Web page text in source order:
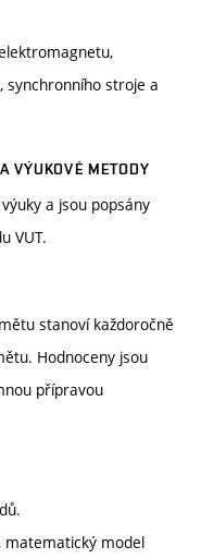
stroje a
VÝUKOVÉ METODY
a jsou popsány
VUT.
stanoví každoročně
Hodnoceny jsou
přípravou
matematický model